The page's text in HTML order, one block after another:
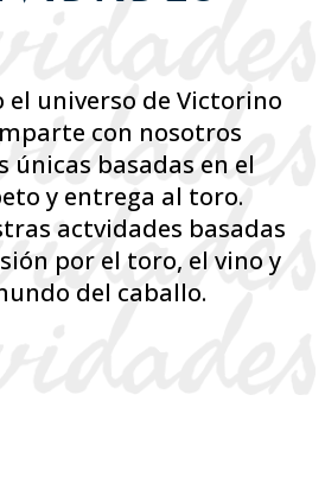
el universo de Victorino
con nosotros
únicas basadas en el
y entrega al toro.
actvidades basadas
por el toro, el vino y
del caballo.